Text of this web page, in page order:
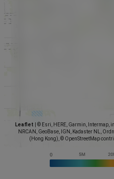
Leaflet
© Esri, HERE, Garmin, Intermap,
NRCAN, GeoBase, IGN, Kadaster NL,
(Hong Kong), © OpenStreetMap